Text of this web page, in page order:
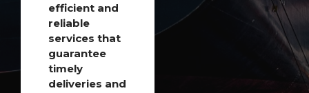
efficient and
reliable
services that
guarantee
timely
deliveries and